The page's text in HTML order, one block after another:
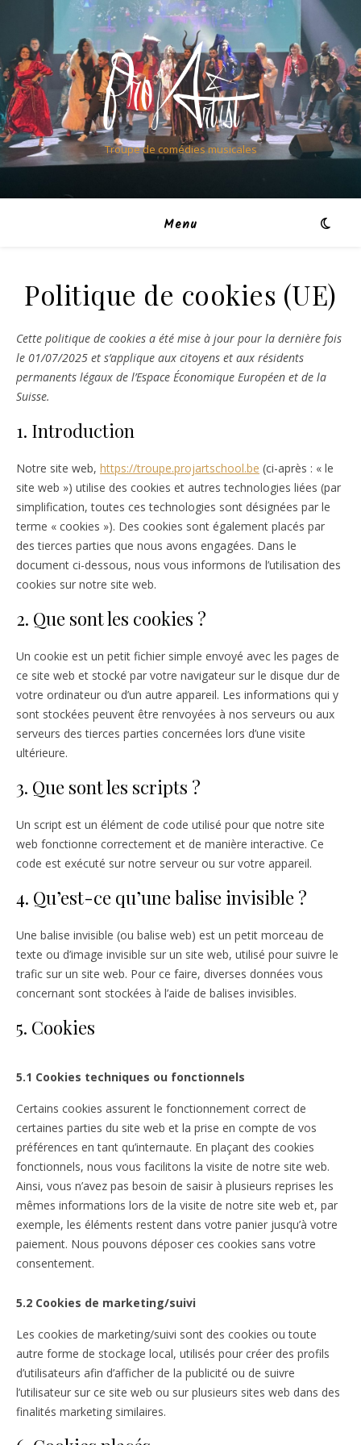
Troupe de comédies musicales
Menu
Politique de cookies (UE)
Cette politique de cookies a été mise à jour pour la dernière fois
le 01/07/2025 et s’applique aux citoyens et aux résidents
permanents légaux de l’Espace Économique Européen et de la
Suisse.
1. Introduction
Notre site web, https://troupe.projartschool.be (ci-après : « le
site web ») utilise des cookies et autres technologies liées (par
simplification, toutes ces technologies sont désignées par le
terme « cookies »). Des cookies sont également placés par
des tierces parties que nous avons engagées. Dans le
document ci-dessous, nous vous informons de l’utilisation des
cookies sur notre site web.
2. Que sont les cookies ?
Un cookie est un petit fichier simple envoyé avec les pages de
ce site web et stocké par votre navigateur sur le disque dur de
votre ordinateur ou d’un autre appareil. Les informations qui y
sont stockées peuvent être renvoyées à nos serveurs ou aux
serveurs des tierces parties concernées lors d’une visite
ultérieure.
3. Que sont les scripts ?
Un script est un élément de code utilisé pour que notre site
web fonctionne correctement et de manière interactive. Ce
code est exécuté sur notre serveur ou sur votre appareil.
4. Qu’est-ce qu’une balise invisible ?
Une balise invisible (ou balise web) est un petit morceau de
texte ou d’image invisible sur un site web, utilisé pour suivre le
trafic sur un site web. Pour ce faire, diverses données vous
concernant sont stockées à l’aide de balises invisibles.
5. Cookies
5.1 Cookies techniques ou fonctionnels
Certains cookies assurent le fonctionnement correct de
certaines parties du site web et la prise en compte de vos
préférences en tant qu’internaute. En plaçant des cookies
fonctionnels, nous vous facilitons la visite de notre site web.
Ainsi, vous n’avez pas besoin de saisir à plusieurs reprises les
mêmes informations lors de la visite de notre site web et, par
exemple, les éléments restent dans votre panier jusqu’à votre
paiement. Nous pouvons déposer ces cookies sans votre
consentement.
5.2 Cookies de marketing/suivi
Les cookies de marketing/suivi sont des cookies ou toute
autre forme de stockage local, utilisés pour créer des profils
d’utilisateurs afin d’afficher de la publicité ou de suivre
l’utilisateur sur ce site web ou sur plusieurs sites web dans des
finalités marketing similaires.